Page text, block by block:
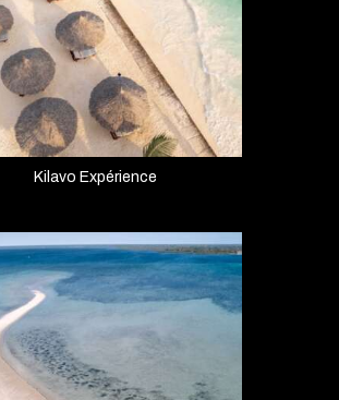
Kilavo Expérience